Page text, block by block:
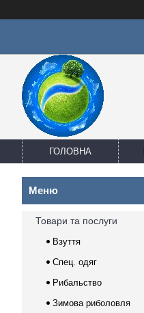
ГОЛОВНА
Товари та послуги
Взуття
Спец. одяг
Рибальство
Зимова риболовля